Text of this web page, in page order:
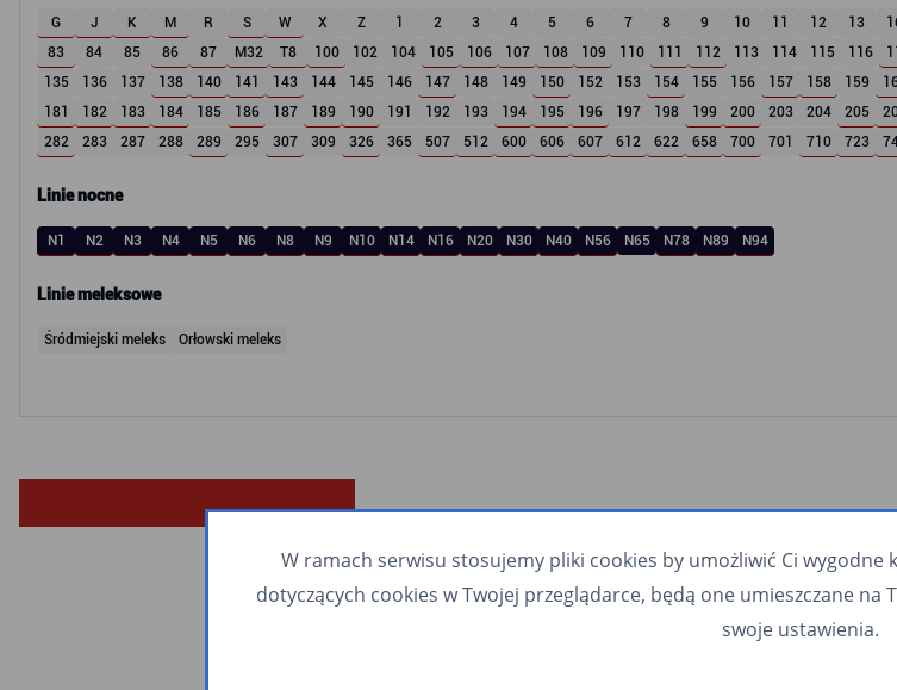
G J K M R S W X Z 1 2 3 4 5 6 7 8 9 10 11 12 13
83
84 85 86 87 M32 T8 100 102 104 105 106 107 108 109 110 111 112 113 114 115 116
135
136 137 138 140 141 143 144 145 146 147 148 149 150 152 153 154 155 156 157 158 159
181
182 183 184 185 186 187 189 190 191 192 193 194 195 196 197 198 199 200 203 204 205
282
283 287 288 289 295 307 309 326 365 507 512 600 606 607 612 622 658 700 701 710 723
Linie nocne
N1 N2 N3 N4 N5 N6 N8 N9 N10 N14 N16 N20 N30 N40 N56 N65 N78 N89 N94
Linie meleksowe
Śródmiejski meleks Orłowski meleks
W ramach serwisu stosujemy pliki cookies by umożliwić Ci wygodne
dotyczących cookies w Twojej przeglądarce, będą one umieszczane na
swoje ustawienia.